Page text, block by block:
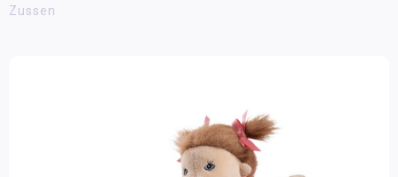
Zussen